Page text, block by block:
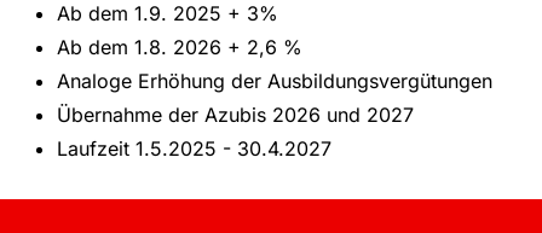
Ab dem 1.9. 2025 + 3%
Ab dem 1.8. 2026 + 2,6 %
Analoge Erhöhung der Ausbildungsvergütungen
Übernahme der Azubis 2026 und 2027
Laufzeit 1.5.2025 - 30.4.2027